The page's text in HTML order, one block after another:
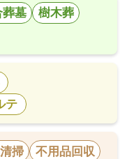
葬墓
樹木葬
テ
掃
不用品回収